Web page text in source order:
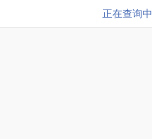
正在查询中